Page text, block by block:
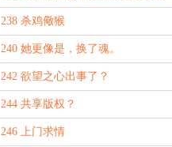
238 杀鸡儆猴
240 她更像是，换了魂。
242 欲望之心出事了？
244 共享版权？
246 上门求情